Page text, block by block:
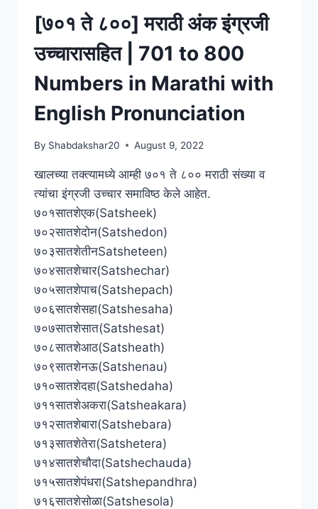
901
TO
1000
NUMBERS
IN
MARATHI
WITH
PRONUNCIATION
[७०१ ते ८००] मराठी अंक इंग्रजी
उच्चारासहित | 701 to 800
Numbers in Marathi with
English Pronunciation
By Shabdakshar20 August 9, 2022
खालच्या तक्त्यामध्ये आम्ही ७०१ ते ८०० मराठी संख्या व
त्यांचा इंग्रजी उच्चार समाविष्ठ केले आहेत.
७०१सातशेएक(Satsheek)
७०२सातशेदोन(Satshedon)
७०३सातशेतीनSatsheteen)
७०४सातशेचार(Satshechar)
७०५सातशेपाच(Satshepach)
७०६सातशेसहा(Satshesaha)
७०७सातशेसात(Satshesat)
७०८सातशेआठ(Satsheath)
७०९सातशेनऊ(Satshenau)
७१०सातशेदहा(Satshedaha)
७११सातशेअकरा(Satsheakara)
७१२सातशेबारा(Satshebara)
७१३सातशेतेरा(Satshetera)
७१४सातशेचौदा(Satshechauda)
७१५सातशेपंधरा(Satshepandhra)
७१६सातशेसोळा(Satshesola)